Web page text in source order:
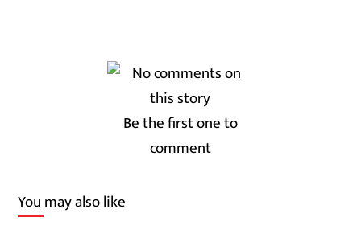
Be the first one to
comment
You may also like